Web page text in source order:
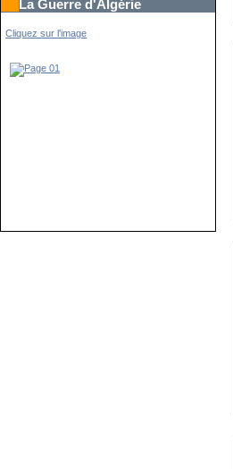
La Guerre d'Algérie
Cliquez sur l'image